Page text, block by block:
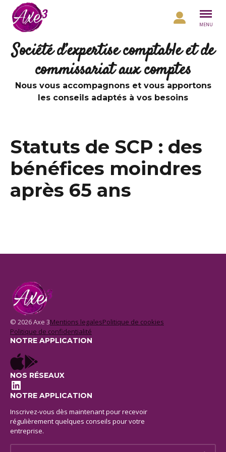
Aller au contenu
MENU
Société d’expertise comptable et de
commissariat aux comptes
Nous vous accompagnons et vous apportons
les conseils adaptés à vos besoins
Statuts de SCP : des
bénéfices moindres
après 65 ans
© 2026 Axe 3Mentions legalesPolitique de cookies
Politique de confidentialité
NOTRE APPLICATION
NOS RÉSEAUX
LinkedIn
NOTRE APPLICATION
Inscrivez-vous dès maintenant pour recevoir
régulièrement quelques conseils pour votre
entreprise.